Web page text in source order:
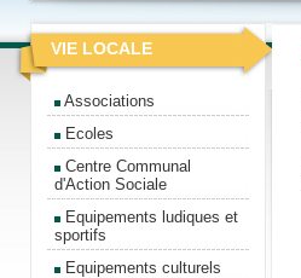
VIE LOCALE
Associations
Ecoles
Centre Communal
d'Action Sociale
Equipements ludiques et
sportifs
Equipements culturels